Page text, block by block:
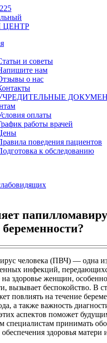
ЦЕНТР
и советы
нам
о нас
оплаты
работы врачей
поведения пациентов
к обследованию
беременности?
человека (ПВЧ) — одна
инфекций,
здоровье женщин,
вызывает беспокойство. В
повлиять на течение
а также важность
аспектов поможет
специалистам принимать
здоровья матери